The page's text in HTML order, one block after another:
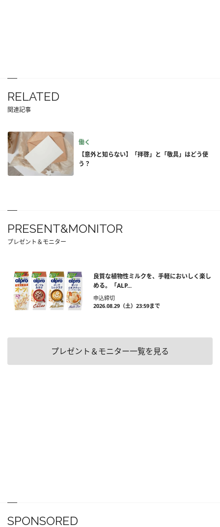
RELATED
関連記事
働く
【意外と知らない】「拝啓」と「敬具」はどう使
う？
PRESENT&MONITOR
プレゼント＆モニター
良質な植物性ミルクを、手軽においしく楽し
める。「ALP...
申込締切
2026.08.29（土）23:59まで
プレゼント＆モニター一覧を見る
SPONSORED